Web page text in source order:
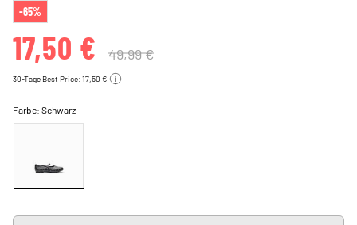
-65%
17,50 € 49,99 €
30-Tage Best Price: 17,50 €
Farbe:Schwarz